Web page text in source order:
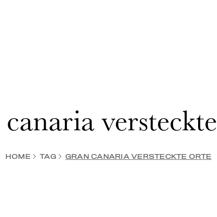
HOME TAG GRAN CANARIA VERSTECKTE ORTE